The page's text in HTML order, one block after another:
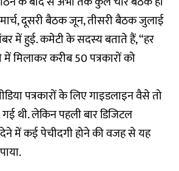
दूसरी बैठक जून, तीसरी बैठक जुलाई
में हुई. कमेटी के सदस्य बताते हैं, “हर
मिलाकर करीब 50 पत्रकारों को
पत्रकारों के लिए गाइडलाइन वैसे तो
गई थी. लेकिन पहली बार डिजिटल
देने में कई पेचीदगी होने की वजह से यह